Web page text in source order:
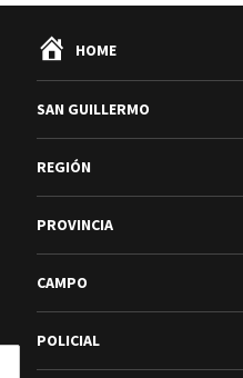
HOME
SAN GUILLERMO
REGIÓN
PROVINCIA
CAMPO
POLICIAL